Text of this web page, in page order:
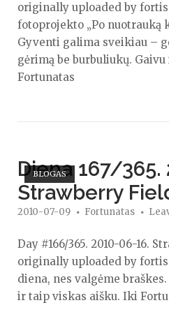
originally uploaded by
fotoprojekto „Po nuotrauką
Gyventi galima sveikiau –
gėrimą be burbuliukų.
Fortunatas
BLOGAS
Diena 167/365.
Strawberry
2010-07-09 Fortunatas
Day #166/365. 2010-06-16.
originally uploaded by
diena, nes valgėme braškes.
ir taip viskas aišku. Iki